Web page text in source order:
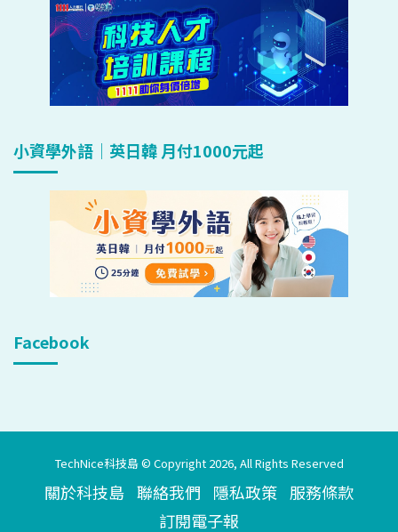
小資學外語｜英日韓 月付1000元起
Facebook
TechNice科技島 © Copyright 2026, All Rights Reserved
關於科技島 聯絡我們 隱私政策 服務條款
訂閱電子報